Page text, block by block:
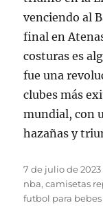
venciendo al
final en
costuras es
fue una
clubes más
mundial, con
hazañas y
Publicado
el
7 de julio de 2023
nba,camisetas
futbol para bebes